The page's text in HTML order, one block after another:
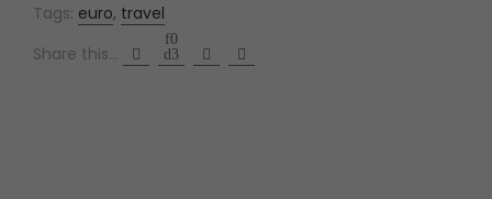
Tags: euro, travel
Share this...